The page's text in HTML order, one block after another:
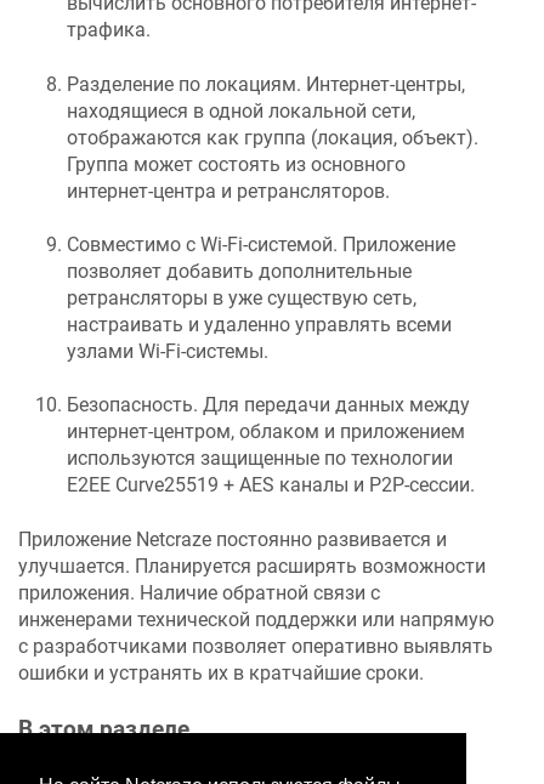
трафика.
Разделение по локациям. Интернет-центры,
находящиеся в одной локальной сети,
отображаются как группа (локация, объект).
Группа может состоять из основного
интернет-центра и ретрансляторов.
Совместимо с Wi-Fi-системой. Приложение
позволяет добавить дополнительные
ретрансляторы в уже существую сеть,
настраивать и удаленно управлять всеми
узлами Wi-Fi-системы.
Безопасность. Для передачи данных между
интернет-центром, облаком и приложением
используются защищенные по технологии
E2EE Curve25519 + AES каналы и P2P-сессии.
Приложение Netcraze постоянно развивается и
улучшается. Планируется расширять возможности
приложения. Наличие обратной связи с
инженерами технической поддержки или напрямую
с разработчиками позволяет оперативно выявлять
ошибки и устранять их в кратчайшие сроки.
В этом разделе